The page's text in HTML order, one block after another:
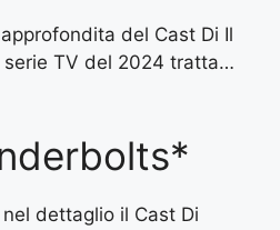
approfondita del Cast Di Il
serie TV del 2024 tratta…
dettaglio il Cast Di